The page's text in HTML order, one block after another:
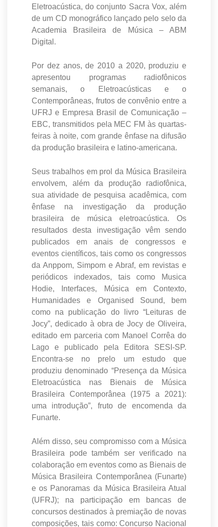
Eletroacústica, do conjunto Sacra Vox, além
de um CD monográfico lançado pelo selo da
Academia Brasileira de Música – ABM
Digital.
Por dez anos, de 2010 a 2020, produziu e
apresentou programas radiofônicos
semanais, o Eletroacústicas e o
Contemporâneas, frutos de convênio entre a
UFRJ e Empresa Brasil de Comunicação –
EBC, transmitidos pela MEC FM às quartas-
feiras à noite, com grande ênfase na difusão
da produção brasileira e latino-americana.
Seus trabalhos em prol da Música Brasileira
envolvem, além da produção radiofônica,
sua atividade de pesquisa acadêmica, com
ênfase na investigação da produção
brasileira de música eletroacústica. Os
resultados desta investigação vêm sendo
publicados em anais de congressos e
eventos científicos, tais como os congressos
da Anppom, Simpom e Abraf, em revistas e
periódicos indexados, tais como Musica
Hodie, Interfaces, Música em Contexto,
Humanidades e Organised Sound, bem
como na publicação do livro “Leituras de
Jocy”, dedicado à obra de Jocy de Oliveira,
editado em parceria com Manoel Corrêa do
Lago e publicado pela Editora SESI-SP.
Encontra-se no prelo um estudo que
produziu denominado “Presença da Música
Eletroacústica nas Bienais de Música
Brasileira Contemporânea (1975 a 2021):
uma introdução”, fruto de encomenda da
Funarte.
Além disso, seu compromisso com a Música
Brasileira pode também ser verificado na
colaboração em eventos como as Bienais de
Música Brasileira Contemporânea (Funarte)
e os Panoramas da Música Brasileira Atual
(UFRJ); na participação em bancas de
concursos destinados à premiação de novas
composições, tais como: Concurso Nacional